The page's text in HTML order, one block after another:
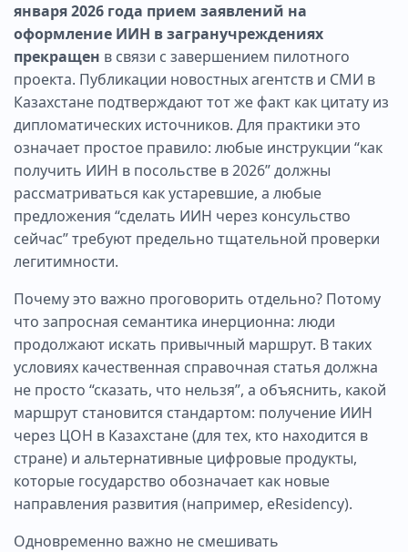
января 2026 года прием заявлений на
оформление ИИН в загранучреждениях
прекращен в связи с завершением пилотного
проекта. Публикации новостных агентств и СМИ в
Казахстане подтверждают тот же факт как цитату из
дипломатических источников. Для практики это
означает простое правило: любые инструкции “как
получить ИИН в посольстве в 2026” должны
рассматриваться как устаревшие, а любые
предложения “сделать ИИН через консульство
сейчас” требуют предельно тщательной проверки
легитимности.
Почему это важно проговорить отдельно? Потому
что запросная семантика инерционна: люди
продолжают искать привычный маршрут. В таких
условиях качественная справочная статья должна
не просто “сказать, что нельзя”, а объяснить, какой
маршрут становится стандартом: получение ИИН
через ЦОН в Казахстане (для тех, кто находится в
стране) и альтернативные цифровые продукты,
которые государство обозначает как новые
направления развития (например, eResidency).
Одновременно важно не смешивать